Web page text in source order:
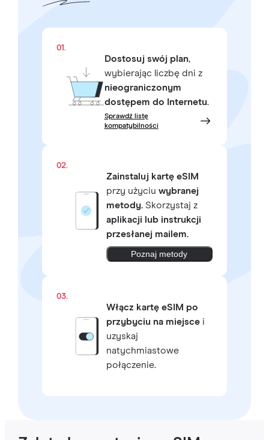
01.
Dostosuj swój plan,
wybierając liczbę dni z
nieograniczonym
dostępem do Internetu.
Sprawdź listę
kompatybilności
02.
Zainstaluj kartę eSIM
przy użyciu wybranej
metody.Skorzystaj z
aplikacji lub instrukcji
przesłanej mailem.
Poznaj metody
03.
Włącz kartę eSIM po
przybyciu na miejscei
uzyskaj
natychmiastowe
połączenie.